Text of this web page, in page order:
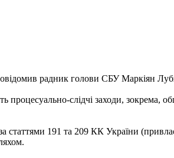
радник голови СБУ Маркіян
процесуально-слідчі заходи, зокрема,
191 та 209 КК України